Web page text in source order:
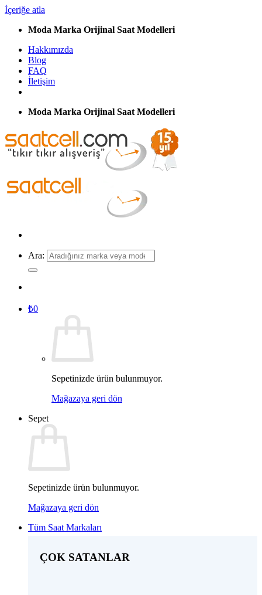
İçeriğe atla
Moda Marka Orijinal Saat Modelleri
Hakkımızda
Blog
FAQ
İletişim
Moda Marka Orijinal Saat Modelleri
Ara:
₺0
Sepetinizde ürün bulunmuyor.
Mağazaya geri dön
Sepet
Sepetinizde ürün bulunmuyor.
Mağazaya geri dön
Tüm Saat Markaları
ÇOK SATANLAR